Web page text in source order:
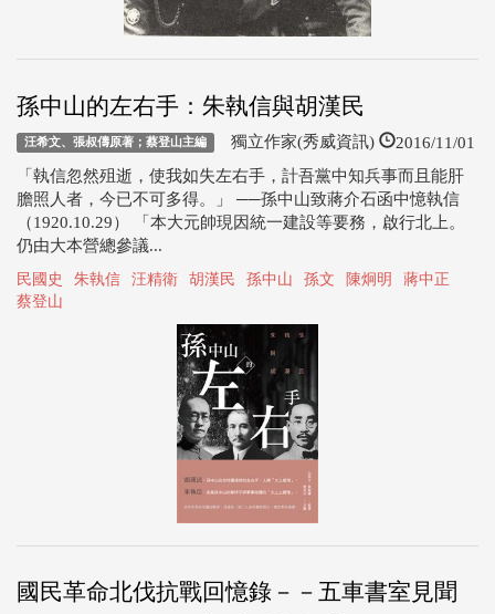
孫中山的左右手：朱執信與胡漢民
汪希文、張叔儔原著；蔡登山主編 獨立作家(秀威資訊) 2016/11/01
「執信忽然殂逝，使我如失左右手，計吾黨中知兵事而且能肝
膽照人者，今已不可多得。」 ──孫中山致蔣介石函中憶執信
（1920.10.29） 「本大元帥現因統一建設等要務，啟行北上。
仍由大本營總參議...
民國史 朱執信 汪精衛 胡漢民 孫中山 孫文 陳炯明
蔣中正
蔡登山
國民革命北伐抗戰回憶錄－－五車書室見聞